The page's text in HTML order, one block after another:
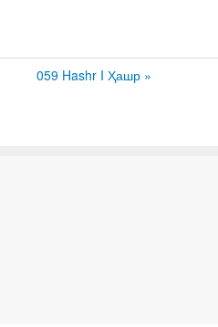
059 Hashr I Ҳашр »